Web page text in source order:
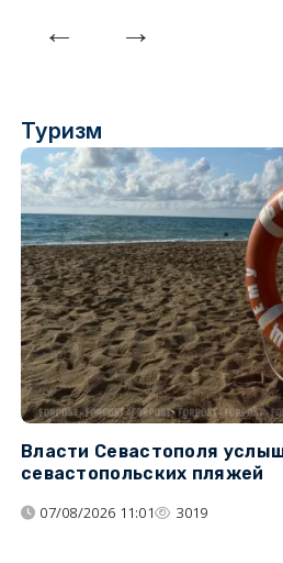
Туризм
Власти Севастополя
севастопольских пляжей
07/08/2026 11:01 3019